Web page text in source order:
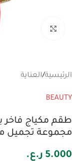
الرئيسية/العناية
BEAUTY
مجموعة تجميل
5.000 ر.ع.